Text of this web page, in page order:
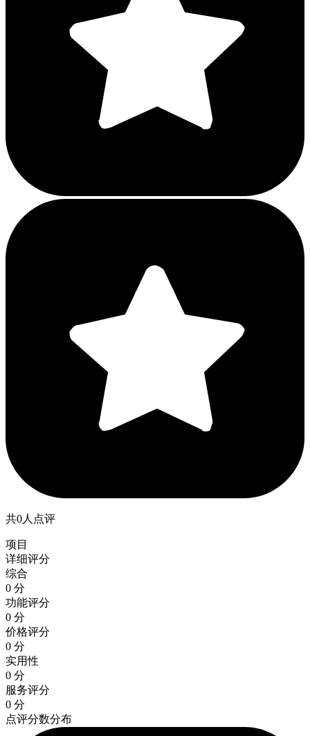
共0人点评
项目
详细评分
综合
0 分
功能评分
0 分
价格评分
0 分
实用性
0 分
服务评分
0 分
点评分数分布